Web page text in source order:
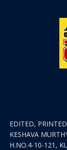
EDITED,
KESHAVA
H.NO.4-10-121,